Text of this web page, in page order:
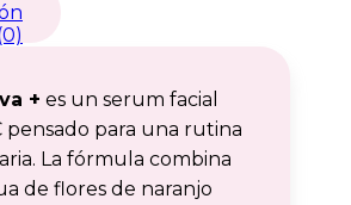
+ es un serum facial
pensado para una rutina
La fórmula combina
de flores de naranjo